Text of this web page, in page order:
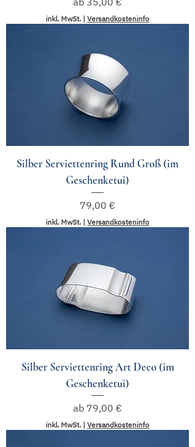
inkl. MwSt. | Versandkosteninfo
Silber Serviettenring Rund Groß (im
Geschenketui)
Preis
79,00 €
inkl. MwSt. | Versandkosteninfo
Silber Serviettenring Art Deco (im
Geschenketui)
ab 79,00 €
Sale-Preis
inkl. MwSt. | Versandkosteninfo